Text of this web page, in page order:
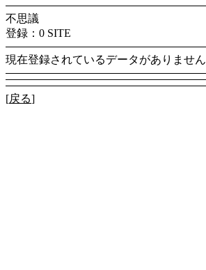
不思議
登録：0 SITE
現在登録されているデータがありません
[戻る]